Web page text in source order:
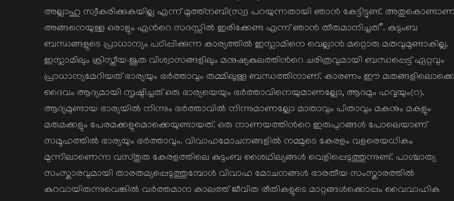
അല്ലാഹു സ്വീകരിക്കുകയില്ല എന്ന് മുത്ത്നബി(സ്വ) പറയുന്നതായി ഞാന്‍ കേട്ടിട്ടുണ്ട്.
അങ്ങനെയുള്ള ഒരാളും എന്‍റെ സദസ്സില്‍ ഇരിക്കേണ്ട എന്ന് ഞാന്‍ തീരുമാനിച്ചത്”. കുടുംബ
ബന്ധങ്ങളുടെ പ്രാധാന്യം പഠിപ്പിക്കുന്ന കാര്യത്തില്‍ ഇസ്ലാമിനെ വെല്ലാന്‍ മറ്റൊരു മതവുമുണ്ടാകില്ല.
ഇസ്ലാമിലും ക്രിസ്തീയ-ജൂത വിശ്വാസങ്ങളിലും മനുഷ്യകുലത്തിന്‍റെ ചരിത്രവുമായി ബന്ധപ്പെട്ട് ഏറ്റവും
പ്രാധാന്യമേറിയത് ഭാര്യയും ഭര്‍ത്താവും തമ്മിലുള്ള ബന്ധത്തിനാണ്. കാരണം ഈ
ദൈവം ആദ്യമായി സൃഷ്ടിച്ചത് ഒരു ഭാര്യയെയും ഭര്‍ത്താവിനെയുമാണല്ലോ, ആദമും ഹവ്വയും(റ).
ആദ്യമുണ്ടായ ഭാര്യയില്‍ നിന്നും ഭര്‍ത്താവില്‍ നിന്നുമാണല്ലോ മാതാവും പിതാവും മകനും മകളും
മരുമക്കളും പേരമക്കളുമൊക്കെയുണ്ടായത്. ഒരു നാണയത്തിന്‍റെ ഇരുപുറങ്ങള്‍ പോലെയാണ്
സമൂഹത്തില്‍ ഭാര്യയും ഭര്‍ത്താവും. വിവാഹമോചനങ്ങളില്‍ നമ്മുടെ കേരളം വളരെയധികം
മുന്നിലാണെന്ന വസ്തുത കേരളത്തിലെ കുടുംബ ശൈഥില്യങ്ങള്‍ വെളിപ്പെടുത്തുന്നുണ്ട്. പാശ്ചാത്യ
സംസ്കാരവുമായി താരതമ്യപ്പെടുത്തുമ്പോള്‍ വിവാഹ മോചനങ്ങള്‍ ഭാരതീയ സംസ്കാരത്തില്‍
കുറവായിരുന്നുവെങ്കില്‍ വര്‍ത്തമാന കാലത്ത് ജീവിത രീതികളുടെ മാറ്റങ്ങള്‍ക്കൊപ്പം വൈവാഹിക